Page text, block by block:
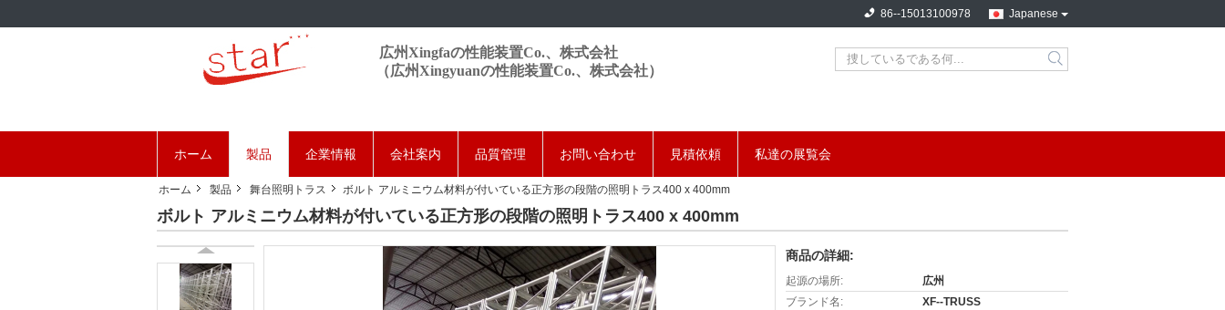
Japanese
86--15013100978
広州Xingfaの性能装置Co.、株式会社
（広州Xingyuanの性能装置Co.、株式会社）
search
ホーム 製品 企業情報 会社案内 品質管理 お問い合わせ 見積依頼 私達の展覧会
ホーム 製品 舞台照明トラス ボルト アルミニウム材料が付いている正方形の段階の照明トラス400 x 400mm
ボルト アルミニウム材料が付いている正方形の段階の照明トラス400 x 400mm
商品の詳細:
起源の場所:
広州
ブランド名:
XF--TRUSS